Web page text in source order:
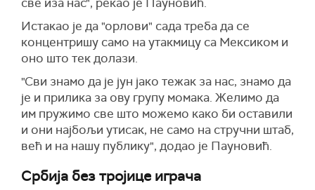
Истакао је да "орлови" сада треба да се
концентришу само на утакмицу са Мексиком и
оно што тек долази.
"Сви знамо да је јун јако тежак за нас, знамо да
је и прилика за ову групу момака. Желимо да
им пружимо све што можемо како би оставили
и они најбољи утисак, не само на стручни штаб,
већ и на нашу публику", додао је Пауновић.
Србија без тројице играча